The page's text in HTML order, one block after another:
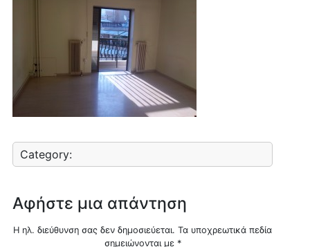
Category:
Αφήστε μια απάντηση
Η ηλ. διεύθυνση σας δεν δημοσιεύεται. Τα υποχρεωτικά πεδία
σημειώνονται με *